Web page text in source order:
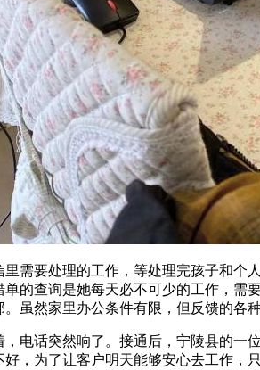
需要处理的工作，等处理完孩子和
的查询是她每天必不可少的工作，
虽然家里办公条件有限，但反馈的各
电话突然响了。接通后，宁陵县的
，为了让客户明天能够安心去工作